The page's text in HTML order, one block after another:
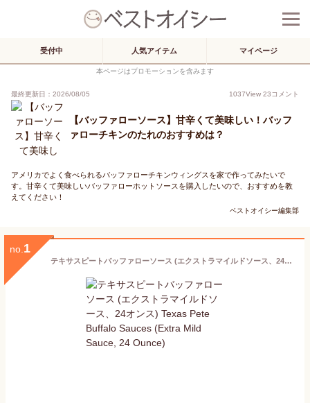
受付中 人気アイテム マイページ
本ページはプロモーションを含みます
最終更新日：2026/08/05 1037View 23コメント
【バッファローソース】甘辛くて美味しい！バッフ
ァローチキンのたれのおすすめは？
アメリカでよく食べられるバッファローチキンウィングスを家で作ってみたいで
す。甘辛くて美味しいバッファローホットソースを購入したいので、おすすめを教
えてください！
ベストオイシー編集部
no. 1
テキサスピートバッファローソース (エクストラマイルドソース、24オンス) Texas Pete Buffalo Sauces (Extra Mild Sauce, 24 Ounce)